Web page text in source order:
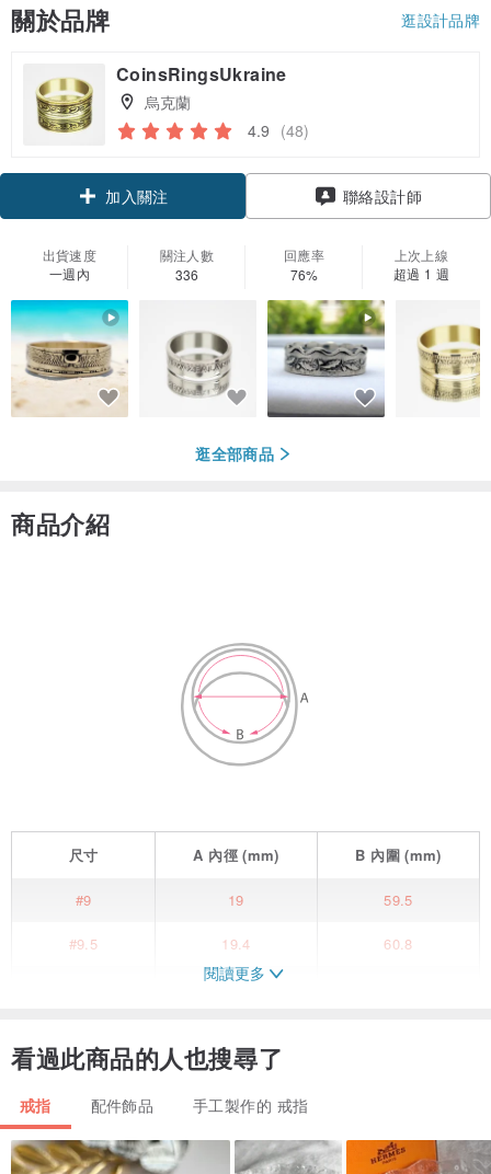
關於品牌 逛設計品牌
CoinsRingsUkraine
烏克蘭
4.9 (48)
加入關注 聯絡設計師
出貨速度
一週內
關注人數
336
回應率
76%
上次上線
超過 1 週
逛全部商品
商品介紹
尺寸 A 內徑(mm) B 內圍(mm)
#9 19 59.5
#9.5 19.4 60.8
19.8
#11 20.6
#11.5 21
#12 21.4 67.2
閱讀更多
看過此商品的人也搜尋了
戒指 配件飾品 手工製作的 戒指